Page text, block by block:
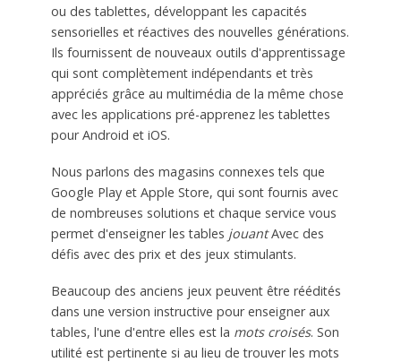
ou des tablettes, développant les capacités
sensorielles et réactives des nouvelles générations.
Ils fournissent de nouveaux outils d'apprentissage
qui sont complètement indépendants et très
appréciés grâce au multimédia de la même chose
avec les applications pré-apprenez les tablettes
pour Android et iOS.
Nous parlons des magasins connexes tels que
Google Play et Apple Store, qui sont fournis avec
de nombreuses solutions et chaque service vous
permet d'enseigner les tables jouantAvec des
défis avec des prix et des jeux stimulants.
Beaucoup des anciens jeux peuvent être réédités
dans une version instructive pour enseigner aux
tables, l'une d'entre elles est la mots croisés. Son
utilité est pertinente si au lieu de trouver les mots